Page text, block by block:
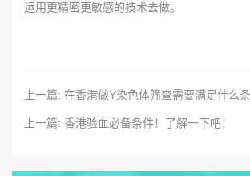
运用更精密更敏感的技术去做。
上一篇: 在香港做Y染色体筛查需要满足什么条
上一篇: 香港验血必备条件！了解一下吧！